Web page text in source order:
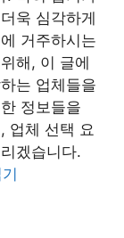
욱 심각하게
거주하시는
해, 이 글에
는 업체들을
정보들을
업체 선택 요
겠습니다.